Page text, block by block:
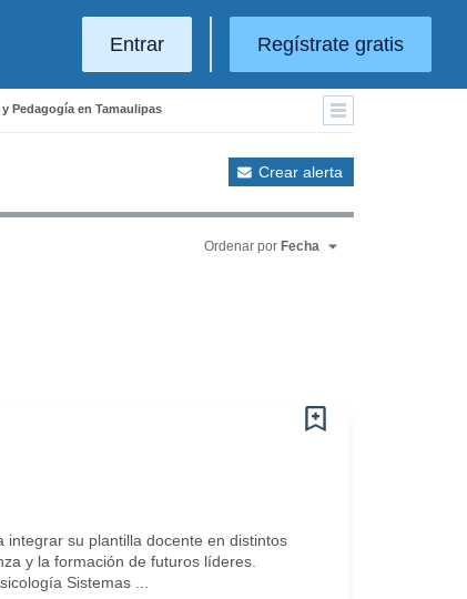
Entrar Regístrate gratis
Pedagogía en Tamaulipas
Crear alerta
Ordenar por Fecha
integrar su plantilla docente en distintos
y la formación de futuros líderes.
Sistemas ...